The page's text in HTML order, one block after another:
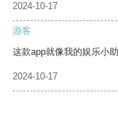
2024-10-17
游客
这款app就像我的娱乐小
2024-10-17